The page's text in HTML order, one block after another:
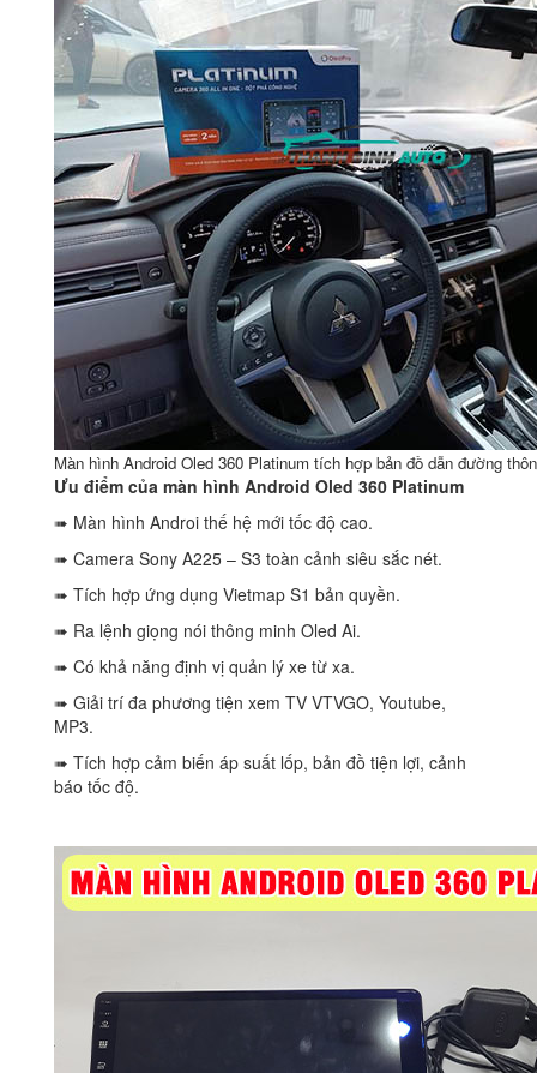
Màn hình Android Oled 360 Platinum tích hợp bản đồ dẫn đường
Ưu điểm của màn hình Android Oled 360 Platinum
➠ Màn hình Androi thế hệ mới tốc độ cao.
➠ Camera Sony A225 – S3 toàn cảnh siêu sắc nét.
➠ Tích hợp ứng dụng Vietmap S1 bản quyền.
➠ Ra lệnh giọng nói thông minh Oled Ai.
➠ Có khả năng định vị quản lý xe từ xa.
➠ Giải trí đa phương tiện xem TV VTVGO, Youtube,
MP3.
➠ Tích hợp cảm biến áp suất lốp, bản đồ tiện lợi, cảnh
báo tốc độ.